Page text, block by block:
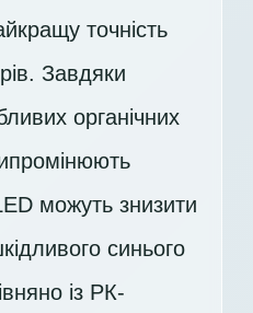
точність
Завдяки
органічних
можуть знизити
синього
із РК-